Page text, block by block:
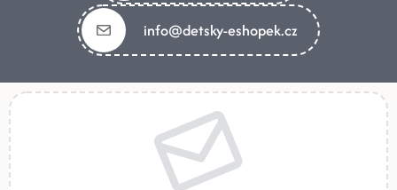
info@detsky-eshopek.cz